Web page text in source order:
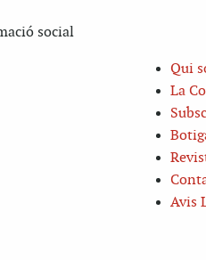
social
Qui
La
Avis